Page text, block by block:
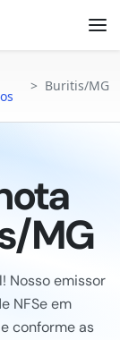
> Buritis/MG
MG
Nosso emissor
NFSe em
conforme as